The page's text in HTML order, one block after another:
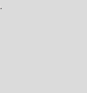
.